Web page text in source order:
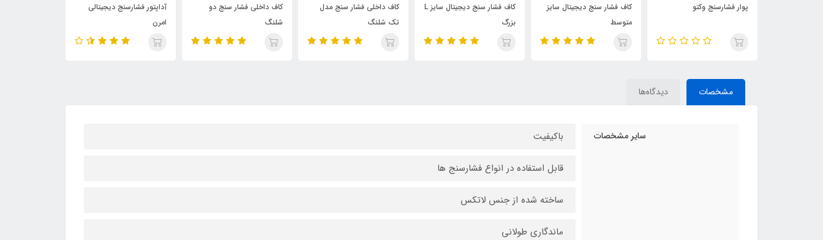
پوار فشارسنج وکتو
کاف فشار سنج دیجیتال سایز
متوسط
کاف فشار سنج دیجیتال سایز L
بزرگ
کاف داخلی فشار سنج مدل
تک شلنگ
کاف داخلی فشار سنج دو
شلنگ
آداپتور فشارسنج دیجیتالی
امرن
مشخصات دیدگاه‌ها
سایر مشخصات باکیفیت
قابل استفاده در انواع فشارسنج ها
ساخته شده از جنس لاتکس
ماندگاری طولانی